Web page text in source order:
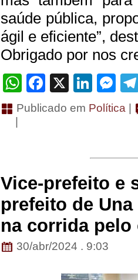
saúde pública,
ágil e eficiente”,
Obrigado por nos
WhatsApp
Facebook
X
Publicado em Política
Vice-prefeito e
prefeito de
na corrida
30/abr/2024 . 9:03